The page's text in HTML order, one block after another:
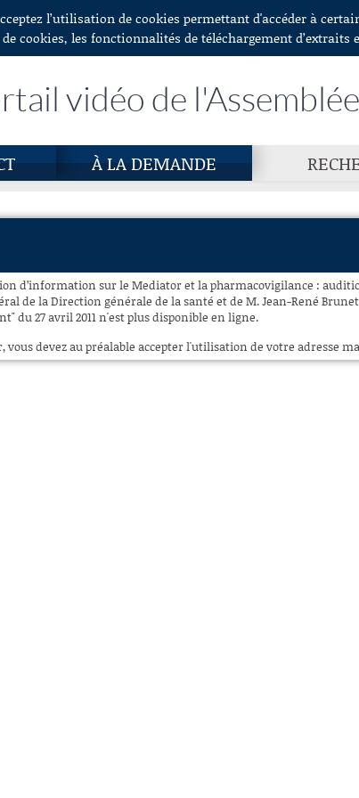
l’utilisation de cookies permettant d'accéder à
cookies, les fonctionnalités de téléchargement d’extraits
vidéo de
À LA DEMANDE
d’information sur le Mediator et la pharmacovigilance :
de la Direction générale de la santé et de M. Jean-René
du 27 avril 2011 n'est plus disponible en ligne.
vous devez au préalable accepter l'utilisation de votre adresse